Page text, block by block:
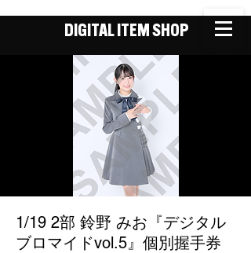
DIGITAL ITEM SHOP
1/19 2部 鈴野 みお『デジタル
ブロマイドvol.5』個別握手券